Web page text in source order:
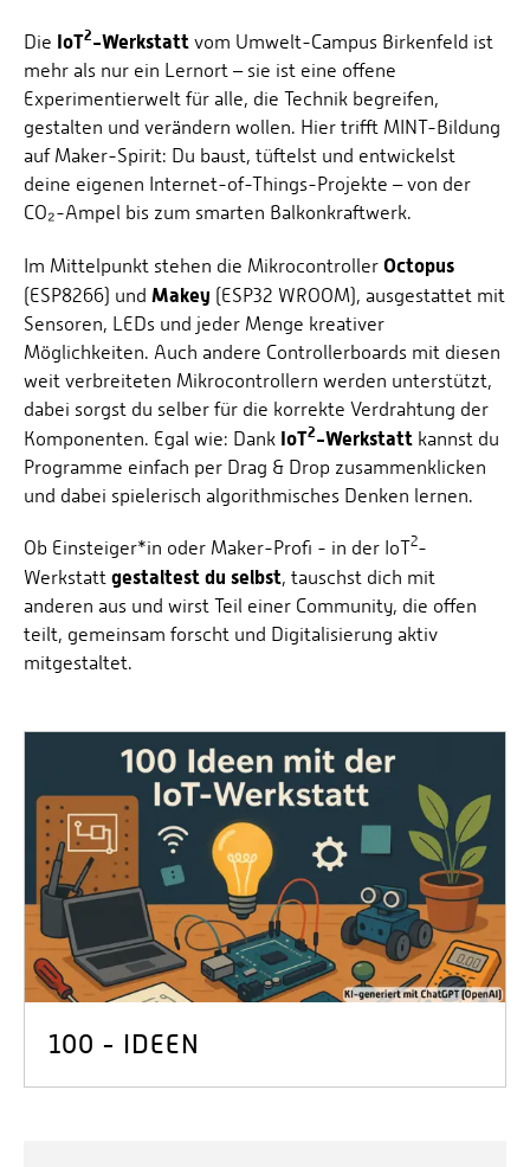
Fuel Cell Centre Rheinland-Pfalz
Nationalparkforschung
P2Broker
Perival
Robotix-Academy
S.U.N.-Projekt
Umweltinformationssysteme
Personensuche
MACH MIT
ÜBER DIE IOT²-WERKSTATT
Die IoT2-Werkstatt vom Umwelt-Campus Birkenfeld ist
mehr als nur ein Lernort – sie ist eine offene
Experimentierwelt für alle, die Technik begreifen,
gestalten und verändern wollen. Hier trifft MINT-Bildung
auf Maker-Spirit: Du baust, tüftelst und entwickelst
deine eigenen Internet-of-Things-Projekte – von der
CO₂-Ampel bis zum smarten Balkonkraftwerk.
Im Mittelpunkt stehen die Mikrocontroller Octopus
(ESP8266) und Makey (ESP32 WROOM), ausgestattet mit
Sensoren, LEDs und jeder Menge kreativer
Möglichkeiten. Auch andere Controllerboards mit diesen
weit verbreiteten Mikrocontrollern werden unterstützt,
dabei sorgst du selber für die korrekte Verdrahtung der
Komponenten. Egal wie: Dank IoT2-Werkstatt kannst du
Programme einfach per Drag & Drop zusammenklicken
und dabei spielerisch algorithmisches Denken lernen.
Ob Einsteiger*in oder Maker-Profi - in der IoT2-
Werkstatt gestaltest du selbst, tauschst dich mit
anderen aus und wirst Teil einer Community, die offen
teilt, gemeinsam forscht und Digitalisierung aktiv
mitgestaltet.
100 - IDEEN